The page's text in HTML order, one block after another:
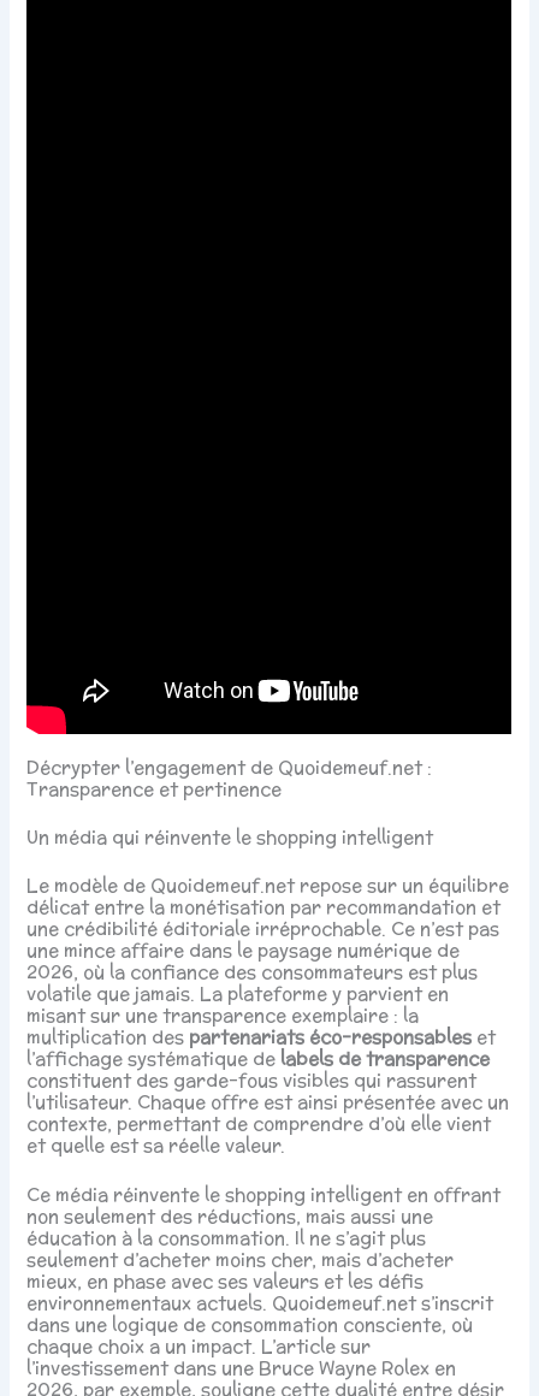
Décrypter l’engagement de Quoidemeuf.net :
Transparence et pertinence
Un média qui réinvente le shopping intelligent
Le modèle de Quoidemeuf.net repose sur un équilibre
délicat entre la monétisation par recommandation et
une crédibilité éditoriale irréprochable. Ce n’est pas
une mince affaire dans le paysage numérique de
2026, où la confiance des consommateurs est plus
volatile que jamais. La plateforme y parvient en
misant sur une transparence exemplaire : la
multiplication des partenariats éco-responsables et
l’affichage systématique de labels de transparence
constituent des garde-fous visibles qui rassurent
l’utilisateur. Chaque offre est ainsi présentée avec un
contexte, permettant de comprendre d’où elle vient
et quelle est sa réelle valeur.
Ce média réinvente le shopping intelligent en offrant
non seulement des réductions, mais aussi une
éducation à la consommation. Il ne s’agit plus
seulement d’acheter moins cher, mais d’acheter
mieux, en phase avec ses valeurs et les défis
environnementaux actuels. Quoidemeuf.net s’inscrit
dans une logique de consommation consciente, où
chaque choix a un impact. L’article sur
l’investissement dans une Bruce Wayne Rolex en
2026, par exemple, souligne cette dualité entre désir